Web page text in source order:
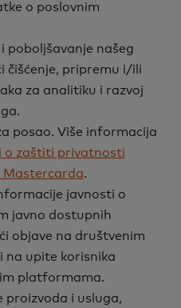
o poslovnim
poboljšavanje našeg
čišćenje, pripremu i/ili
za analitiku i razvoj
posao. Više informacija
o zaštiti privatnosti
Mastercarda.
javnosti o
javno dostupnih
objave na društvenim
na upite korisnika
platformama.
proizvoda i usluga,